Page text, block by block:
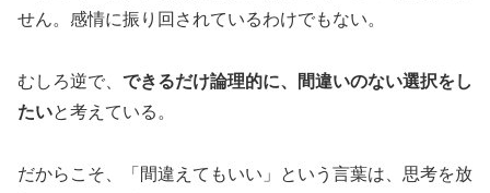
せん。感情に振り回されているわけでもない。
むしろ逆で、 できるだけ論理的に、間違いのない選択をし
たいと考えている。
だからこそ、「間違えてもいい」という言葉は、思考を放